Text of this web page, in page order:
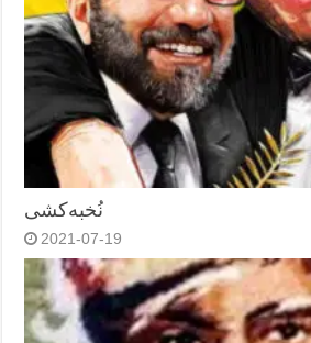
نُخبه‌کشی
2021-07-19